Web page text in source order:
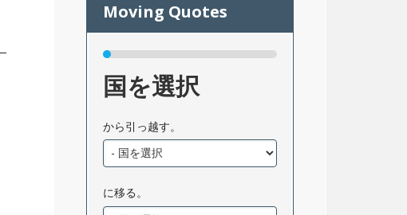
国を選択
から引っ越す。
に移る。